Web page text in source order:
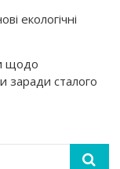
екологічні
щодо
заради сталого